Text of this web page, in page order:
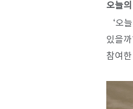
오늘
‘오
있을
참여